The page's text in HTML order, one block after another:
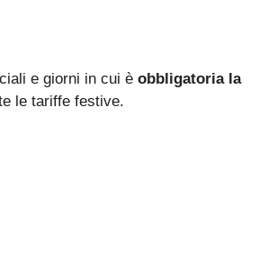
e giorni in cui è obbligatoria la
le tariffe festive.